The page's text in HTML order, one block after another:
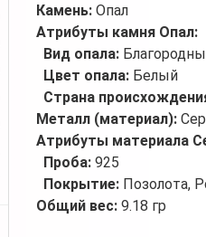
Камень: Опал
Атрибуты камня Опал:
Вид опала:
Цвет опала: Белый
Страна
Металл (материал):
Атрибуты материала
Проба: 925
Покрытие: Позолота,
Общий вес: 9.18 гр